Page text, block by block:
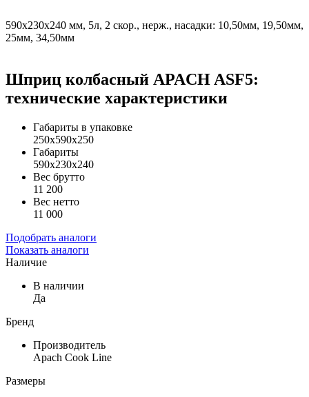
590х230х240 мм, 5л, 2 скор., нерж., насадки: 10,50мм, 19,50мм,
25мм, 34,50мм
Шприц колбасный APACH ASF5:
технические характеристики
Габариты в упаковке
250x590х250
Габариты
590x230х240
Вес брутто
11 200
Вес нетто
11 000
Подобрать аналоги
Показать аналоги
Наличие
В наличии
Да
Бренд
Производитель
Apach Cook Line
Размеры